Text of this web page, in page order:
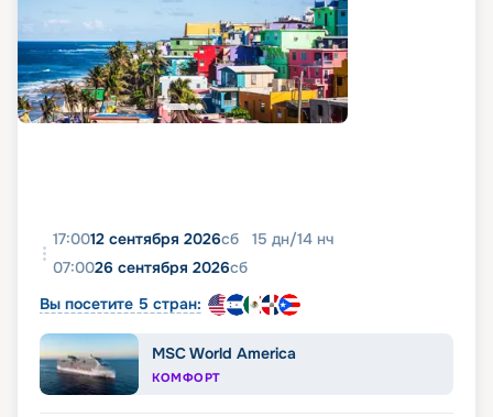
17:0012 сентября 2026сб 15 дн/14 нч
07:0026 сентября 2026сб
Вы посетите 5 стран:
MSC World America
КОМФОРТ